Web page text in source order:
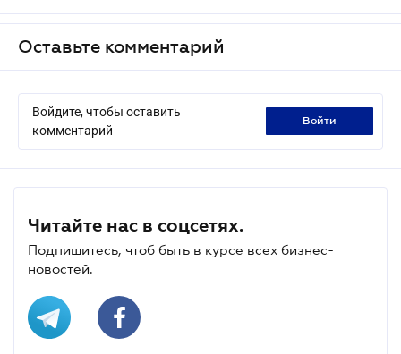
Оставьте комментарий
Войдите, чтобы оставить
комментарий
войти
Читайте нас в соцсетях.
Подпишитесь, чтоб быть в курсе всех бизнес-
новостей.